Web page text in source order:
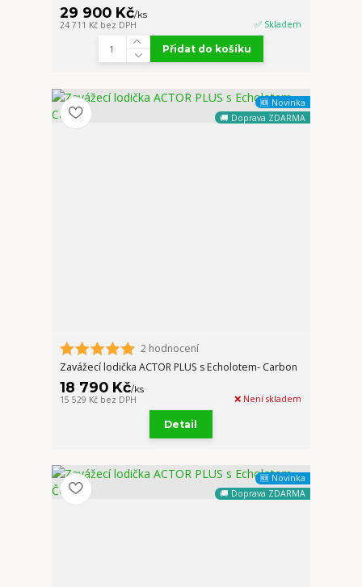
29 900 Kč/ks
24 711 Kč bez DPH ✅ Skladem
Přidat do košíku
🆕 Novinka
🚚 Doprava ZDARMA
2 hodnocení
Zavážecí lodička ACTOR PLUS s Echolotem- Carbon
18 790 Kč/ks
15 529 Kč bez DPH ❌ Není skladem
Detail
🆕 Novinka
🚚 Doprava ZDARMA